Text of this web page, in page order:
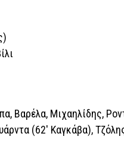
Βαρέλα, Μιχαηλίδης,
(62′ Καγκάβα),